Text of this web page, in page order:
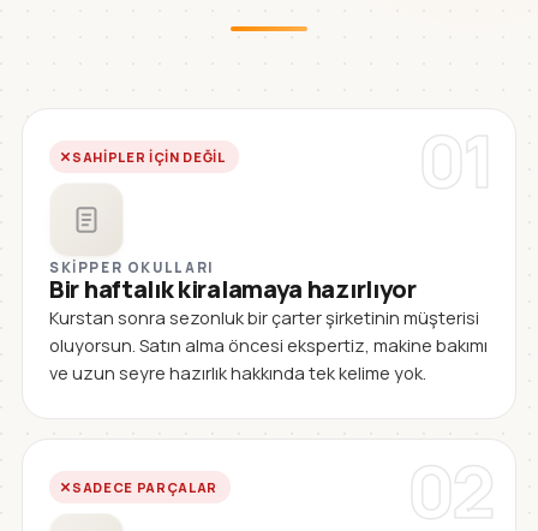
01
SAHIPLER IÇIN DEĞIL
SKIPPER OKULLARI
Bir haftalık kiralamaya hazırlıyor
Kurstan sonra sezonluk bir çarter şirketinin müşterisi
oluyorsun. Satın alma öncesi ekspertiz, makine bakımı
ve uzun seyre hazırlık hakkında tek kelime yok.
02
SADECE PARÇALAR